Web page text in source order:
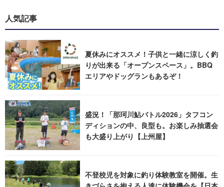
人気記事
夏休みにオススメ！子供と一緒に涼しく釣
りが出来る「オープンスペース」。BBQ
エリアやドッグランもあるぞ！
盛況！「那珂川鮎バトル2026」タフコン
ディションの中、良型も。お楽しみ抽選会
も大盛り上がり【上州屋】
不登校児を対象に釣り体験教室を開催。生